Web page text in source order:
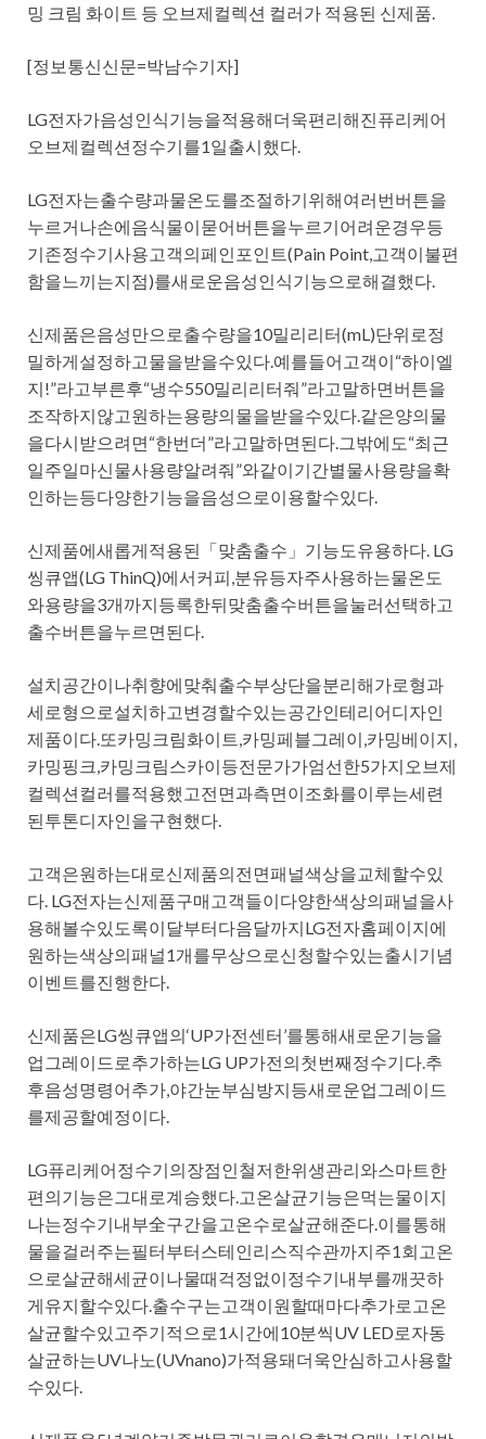
밍 크림 화이트 등 오브제컬렉션 컬러가 적용된 신제품.
[정보통신신문=박남수기자]
LG전자가음성인식기능을적용해더욱편리해진퓨리케어
오브제컬렉션정수기를1일출시했다.
LG전자는출수량과물온도를조절하기위해여러번버튼을
누르거나손에음식물이묻어버튼을누르기어려운경우등
기존정수기사용고객의페인포인트(Pain Point,고객이불편
함을느끼는지점)를새로운음성인식기능으로해결했다.
신제품은음성만으로출수량을10밀리리터(mL)단위로정
밀하게설정하고물을받을수있다.예를들어고객이“하이엘
지!”라고부른후“냉수550밀리리터줘”라고말하면버튼을
조작하지않고원하는용량의물을받을수있다.같은양의물
을다시받으려면“한번더”라고말하면된다.그밖에도“최근
일주일마신물사용량알려줘”와같이기간별물사용량을확
인하는등다양한기능을음성으로이용할수있다.
신제품에새롭게적용된「맞춤출수」기능도유용하다. LG
씽큐앱(LG ThinQ)에서커피,분유등자주사용하는물온도
와용량을3개까지등록한뒤맞춤출수버튼을눌러선택하고
출수버튼을누르면된다.
설치공간이나취향에맞춰출수부상단을분리해가로형과
세로형으로설치하고변경할수있는공간인테리어디자인
제품이다.또카밍크림화이트,카밍페블그레이,카밍베이지,
카밍핑크,카밍크림스카이등전문가가엄선한5가지오브제
컬렉션컬러를적용했고전면과측면이조화를이루는세련
된투톤디자인을구현했다.
고객은원하는대로신제품의전면패널색상을교체할수있
다. LG전자는신제품구매고객들이다양한색상의패널을사
용해볼수있도록이달부터다음달까지LG전자홈페이지에
원하는색상의패널1개를무상으로신청할수있는출시기념
이벤트를진행한다.
신제품은LG씽큐앱의‘UP가전센터’를통해새로운기능을
업그레이드로추가하는LG UP가전의첫번째정수기다.추
후음성명령어추가,야간눈부심방지등새로운업그레이드
를제공할예정이다.
LG퓨리케어정수기의장점인철저한위생관리와스마트한
편의기능은그대로계승했다.고온살균기능은먹는물이지
나는정수기내부全구간을고온수로살균해준다.이를통해
물을걸러주는필터부터스테인리스직수관까지주1회고온
으로살균해세균이나물때걱정없이정수기내부를깨끗하
게유지할수있다.출수구는고객이원할때마다추가로고온
살균할수있고주기적으로1시간에10분씩UV LED로자동
살균하는UV나노(UVnano)가적용돼더욱안심하고사용할
수있다.